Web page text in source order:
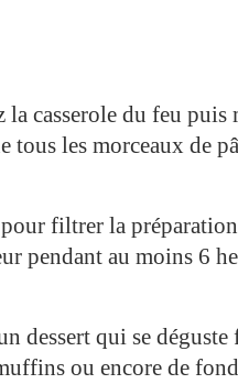
casserole du feu puis
tous les morceaux de
filtrer la
pendant au moins 6
dessert qui se
ou encore de